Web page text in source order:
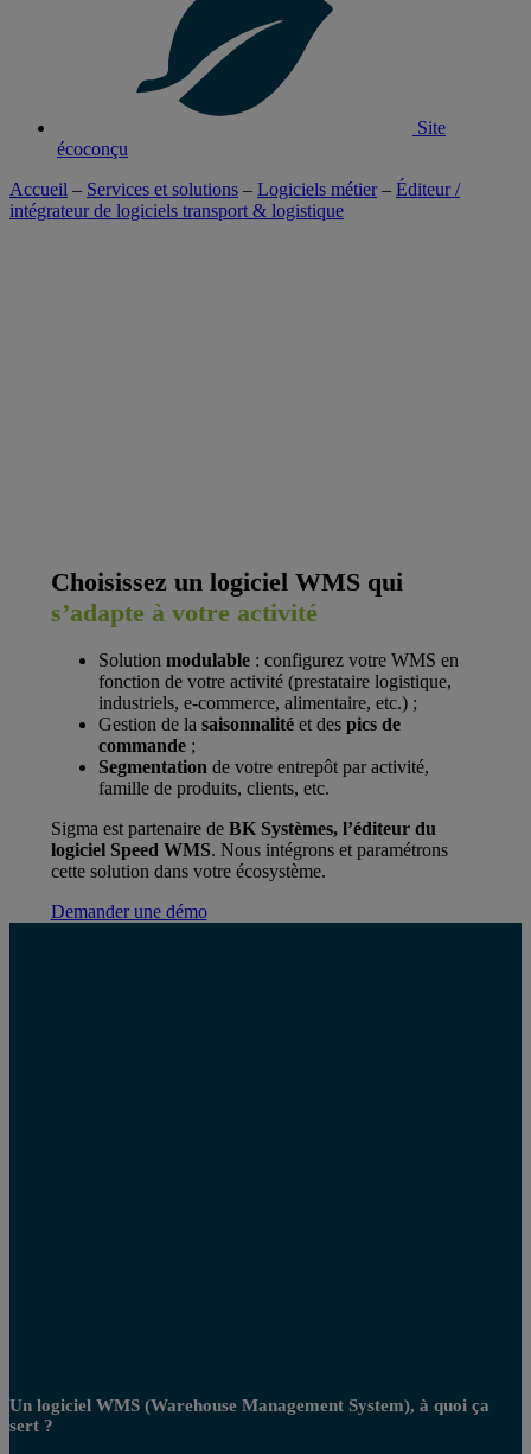
Site
écoconçu
Accueil – Services et solutions – Logiciels métier– Éditeur /
intégrateur de logiciels transport & logistique
Choisissez un logiciel WMS qui
s’adapte à votre activité
Solution modulable: configurez votre WMS en
fonction de votre activité (prestataire logistique,
industriels, e-commerce, alimentaire, etc.) ;
Gestion de la saisonnalité et des pics de
commande;
Segmentation de votre entrepôt par activité,
famille de produits, clients, etc.
Sigma est partenaire de BK Systèmes, l’éditeur du
logiciel Speed WMS. Nous intégrons et paramétrons
cette solution dans votre écosystème.
Demander une démo
Un logiciel WMS (Warehouse Management System), à quoi ça
sert ?